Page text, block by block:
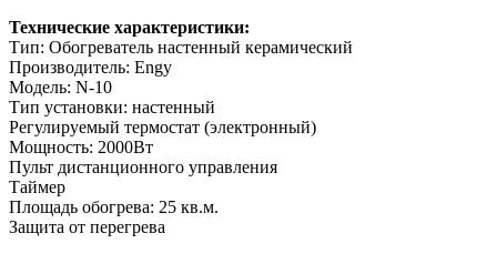
Технические характеристики:
Тип: Обогреватель настенный керамический
Производитель: Engy
Модель: N-10
Тип установки: настенный
Регулируемый термостат (электронный)
Мощность: 2000Вт
Пульт дистанционного управления
Таймер
Площадь обогрева: 25 кв.м.
Защита от перегрева